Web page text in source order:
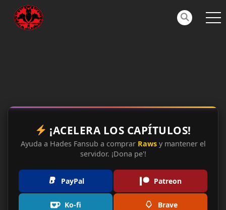
¡ACELERA LOS CAPÍTULOS!
Ayuda a Hades Fansub a comprar Rawsy mantener el
servidor. ¡Dona pe'!
PayPal Patreon
Ko-fi Brave